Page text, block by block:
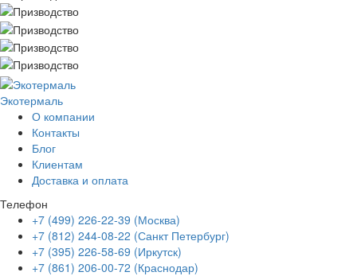
Экотермаль
О компании
Контакты
Блог
Клиентам
Доставка и оплата
Телефон
+7 (499) 226-22-39 (Москва)
+7 (812) 244-08-22 (Санкт Петербург)
+7 (395) 226-58-69 (Иркутск)
+7 (861) 206-00-72 (Краснодар)